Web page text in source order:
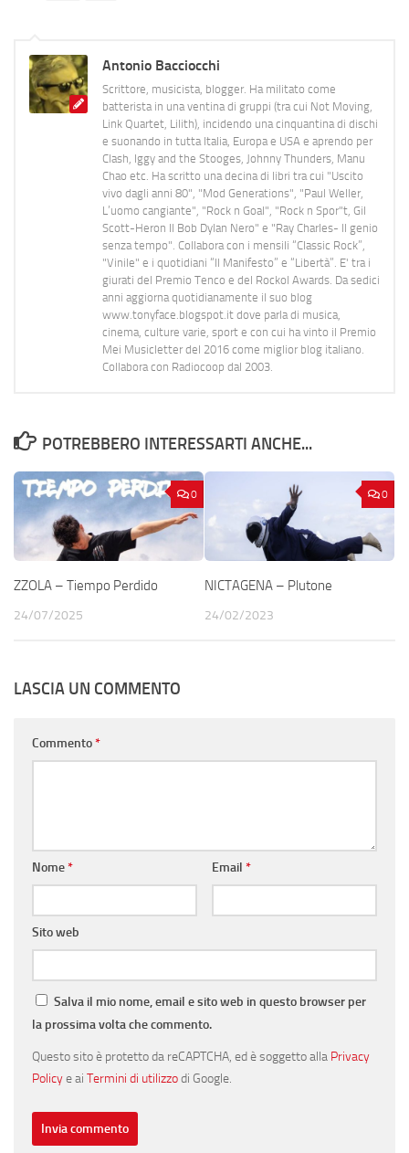
Antonio Bacciocchi
Scrittore, musicista, blogger. Ha militato come
batterista in una ventina di gruppi (tra cui Not Moving,
Link Quartet, Lilith), incidendo una cinquantina di dischi
e suonando in tutta Italia, Europa e USA e aprendo per
Clash, Iggy and the Stooges, Johnny Thunders, Manu
Chao etc. Ha scritto una decina di libri tra cui "Uscito
vivo dagli anni 80", "Mod Generations", "Paul Weller,
L’uomo cangiante", "Rock n Goal", "Rock n Spor"t, Gil
Scott-Heron Il Bob Dylan Nero" e "Ray Charles- Il genio
senza tempo". Collabora con i mensili “Classic Rock”,
"Vinile" e i quotidiani “Il Manifesto” e “Libertà”. E' tra i
giurati del Premio Tenco e del Rockol Awards. Da sedici
anni aggiorna quotidianamente il suo blog
www.tonyface.blogspot.it dove parla di musica,
cinema, culture varie, sport e con cui ha vinto il Premio
Mei Musicletter del 2016 come miglior blog italiano.
Collabora con Radiocoop dal 2003.
POTREBBERO INTERESSARTI ANCHE...
0
ZZOLA – Tiempo Perdido
24/07/2025
0
NICTAGENA – Plutone
24/02/2023
LASCIA UN COMMENTO
Commento*
Nome* Email *
Sito web
Salva il mio nome, email e sito web in questo browser per
la prossima volta che commento.
Questo sito è protetto da reCAPTCHA, ed è soggetto alla Privacy
Policye ai Termini di utilizzodi Google.